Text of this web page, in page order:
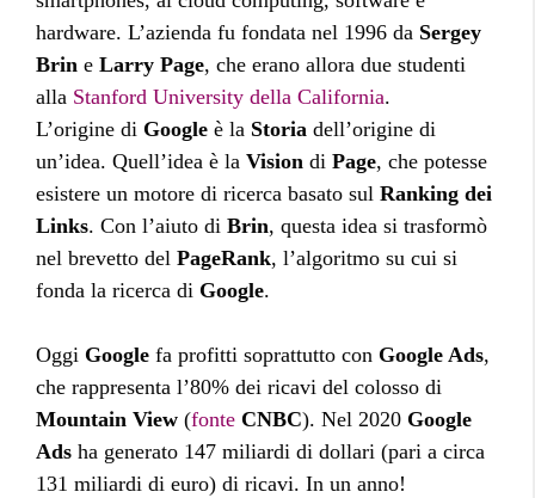
hardware. L’azienda fu fondata nel 1996 da Sergey
Brin e Larry Page, che erano allora due studenti
alla Stanford University della California.
L’origine di Google è la Storia dell’origine di
un’idea. Quell’idea è la Vision di Page, che potesse
esistere un motore di ricerca basato sul Ranking dei
Links. Con l’aiuto di Brin, questa idea si trasformò
nel brevetto del PageRank, l’algoritmo su cui si
fonda la ricerca di Google.
Oggi Google fa profitti soprattutto con Google Ads,
che rappresenta l’80% dei ricavi del colosso di
Mountain View (fonte CNBC). Nel 2020 Google
Ads ha generato 147 miliardi di dollari (pari a circa
131 miliardi di euro) di ricavi. In un anno!